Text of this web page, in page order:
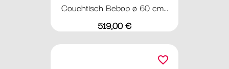
Couchtisch Bebop ø 60 cm...
Preis
519,00 €
favorite_border